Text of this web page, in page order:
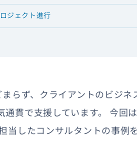
ジェクト進行
らず、クライアントのビジネ
貫で支援しています。 今回
当したコンサルタントの事例